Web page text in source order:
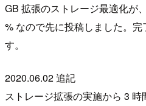
GB 拡張のストレージ最適化が
% なので先に投稿しました。完
す。
2020.06.02 追記
ストレージ拡張の実施から 3